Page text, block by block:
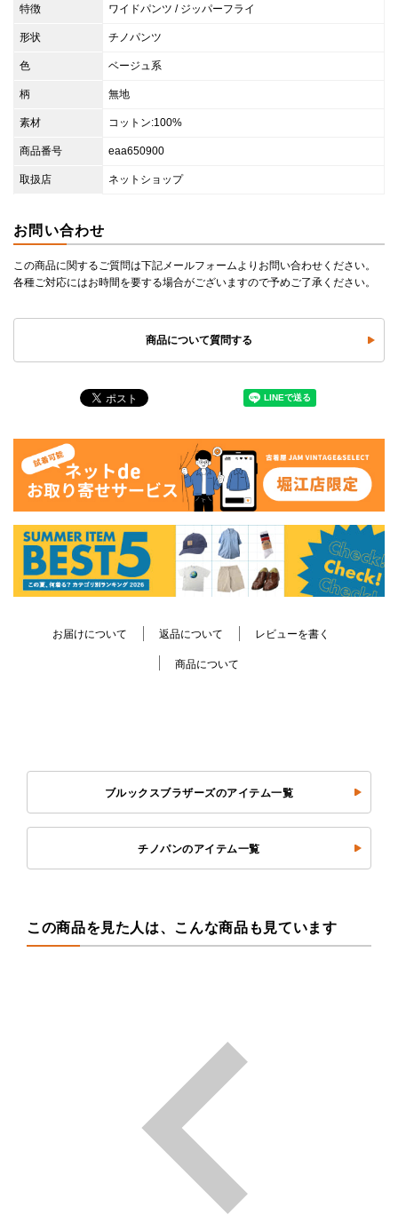
特徴 ワイドパンツ / ジッパーフライ
形状 チノパンツ
色 ベージュ系
柄 無地
素材 コットン:100%
商品番号 eaa650900
取扱店 ネットショップ
お問い合わせ
この商品に関するご質問は下記メールフォームよりお問い合わせください。
各種ご対応にはお時間を要する場合がございますので予めご了承ください。
商品について質問する
お届けについて 返品について レビューを書く
商品について
ブルックスブラザーズのアイテム一覧
チノパンのアイテム一覧
この商品を見た人は、こんな商品も見ています